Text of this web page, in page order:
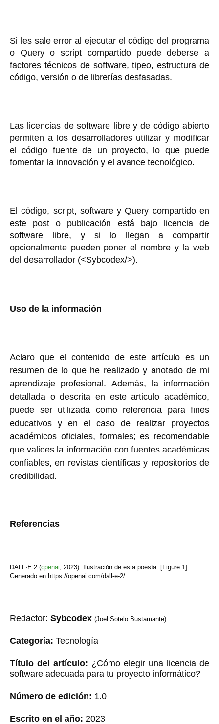
Si les sale error al ejecutar el código del programa
o Query o script compartido puede deberse a
factores técnicos de software, tipeo, estructura de
código, versión o de librerías desfasadas.
Las licencias de software libre y de código abierto
permiten a los desarrolladores utilizar y modificar
el código fuente de un proyecto, lo que puede
fomentar la innovación y el avance tecnológico.
El código, script, software y Query compartido en
este post o publicación está bajo licencia de
software libre, y si lo llegan a compartir
opcionalmente pueden poner el nombre y la web
del desarrollador (<Sybcodex/>).
Uso de la información
Aclaro que el contenido de este artículo es un
resumen de lo que he realizado y anotado de mi
aprendizaje profesional. Además, la información
detallada o descrita en este articulo académico,
puede ser utilizada como referencia para fines
educativos y en el caso de realizar proyectos
académicos oficiales, formales; es recomendable
que valides la información con fuentes académicas
confiables, en revistas científicas y repositorios de
credibilidad.
Referencias
DALL·E 2 (openai , 2023). Ilustración de esta poesía. [Figure 1].
Generado en https://openai.com/dall-e-2/
Redactor: Sybcodex (Joel Sotelo Bustamante)
Categoría: Tecnología
Título del artículo: ¿Cómo elegir una licencia de
software adecuada para tu proyecto informático?
Número de edición: 1.0
Escrito en el año: 2023